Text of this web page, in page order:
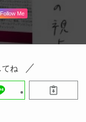
Follow Me
てね